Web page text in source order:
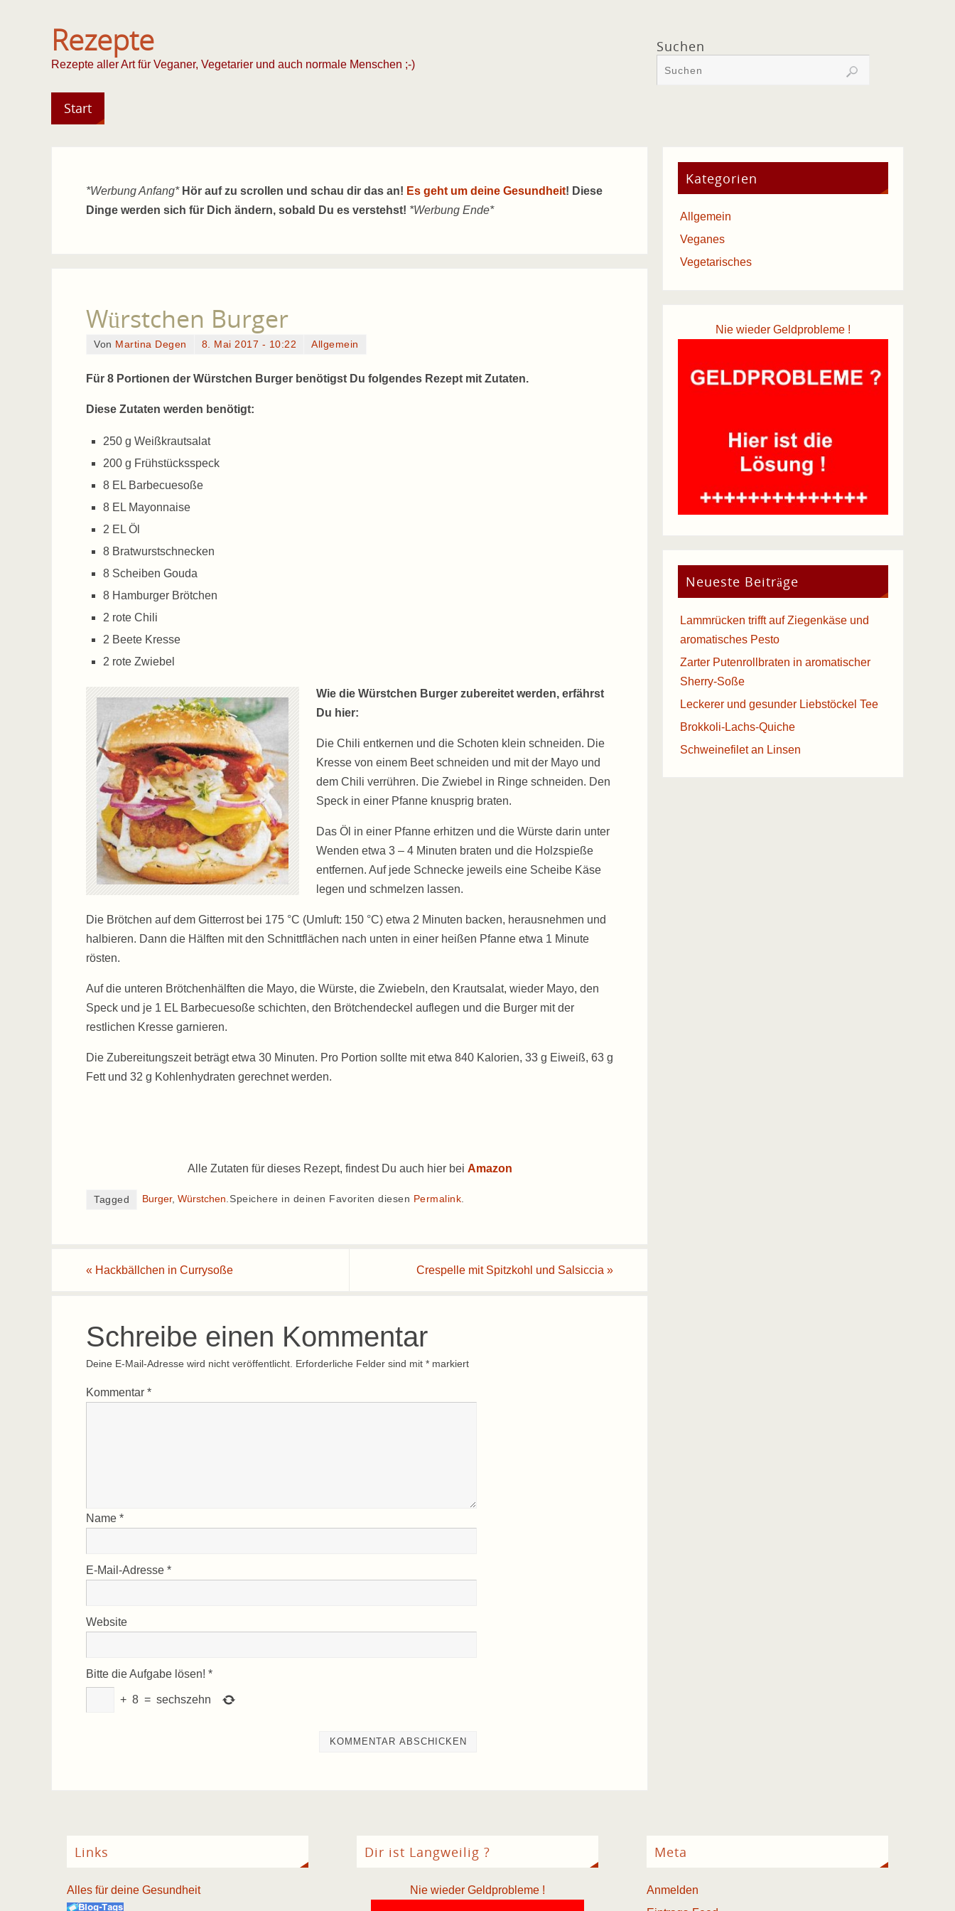
Rezepte
Rezepte aller Art für Veganer, Vegetarier und auch normale Menschen ;-)
Suchen
Start
*Werbung Anfang* Hör auf zu scrollen und schau dir das an! Es geht um deine Gesundheit! Diese
Dinge werden sich für Dich ändern, sobald Du es verstehst! *Werbung Ende*
Würstchen Burger
Von Martina Degen 8. Mai 2017 - 10:22 Allgemein
Für 8 Portionen der Würstchen Burger benötigst Du folgendes Rezept mit Zutaten.
Diese Zutaten werden benötigt:
250 g Weißkrautsalat
200 g Frühstücksspeck
8 EL Barbecuesoße
8 EL Mayonnaise
2 EL Öl
8 Bratwurstschnecken
8 Scheiben Gouda
8 Hamburger Brötchen
2 rote Chili
2 Beete Kresse
2 rote Zwiebel
Wie die Würstchen Burger zubereitet werden, erfährst
Du hier:
Die Chili entkernen und die Schoten klein schneiden. Die
Kresse von einem Beet schneiden und mit der Mayo und
dem Chili verrühren. Die Zwiebel in Ringe schneiden. Den
Speck in einer Pfanne knusprig braten.
Das Öl in einer Pfanne erhitzen und die Würste darin unter
Wenden etwa 3 – 4 Minuten braten und die Holzspieße
entfernen. Auf jede Schnecke jeweils eine Scheibe Käse
legen und schmelzen lassen.
Die Brötchen auf dem Gitterrost bei 175 °C (Umluft: 150 °C) etwa 2 Minuten backen, herausnehmen und
halbieren. Dann die Hälften mit den Schnittflächen nach unten in einer heißen Pfanne etwa 1 Minute
rösten.
Auf die unteren Brötchenhälften die Mayo, die Würste, die Zwiebeln, den Krautsalat, wieder Mayo, den
Speck und je 1 EL Barbecuesoße schichten, den Brötchendeckel auflegen und die Burger mit der
restlichen Kresse garnieren.
Die Zubereitungszeit beträgt etwa 30 Minuten. Pro Portion sollte mit etwa 840 Kalorien, 33 g Eiweiß, 63 g
Fett und 32 g Kohlenhydraten gerechnet werden.
Alle Zutaten für dieses Rezept, findest Du auch hier bei Amazon
Tagged Burger, Würstchen Speichere in deinen Favoriten diesen Permalink
« Hackbällchen in Currysoße Crespelle mit Spitzkohl und Salsiccia »
Schreibe einen Kommentar
Deine E-Mail-Adresse wird nicht veröffentlicht. Erforderliche Felder sind mit * markiert
Kommentar *
Name *
E-Mail-Adresse *
Website
Bitte die Aufgabe lösen! *
+ 8 = sechszehn
Kategorien
Allgemein
Veganes
Vegetarisches
Nie wieder Geldprobleme !
Neueste Beiträge
Lammrücken trifft auf Ziegenkäse und
aromatisches Pesto
Zarter Putenrollbraten in aromatischer
Sherry-Soße
Leckerer und gesunder Liebstöckel Tee
Brokkoli-Lachs-Quiche
Schweinefilet an Linsen
Links
Alles für deine Gesundheit
Dir ist Langweilig ?
Nie wieder Geldprobleme !
Meta
Anmelden